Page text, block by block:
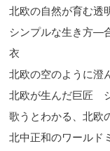
北欧の自然が育む透
シンプルな生き方―
衣
北欧の空のように
北欧が生んだ巨匠
歌うとわかる、北欧
北中正和のワールド